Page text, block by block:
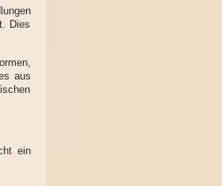
Dies
aus
ein